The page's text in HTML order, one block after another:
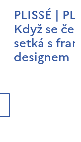
PLISSÉ |
Když se
setká s
designem